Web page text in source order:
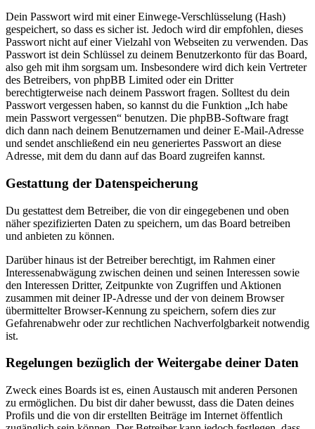
Dein Passwort wird mit einer Einwege-Verschlüsselung (Hash)
gespeichert, so dass es sicher ist. Jedoch wird dir empfohlen, dieses
Passwort nicht auf einer Vielzahl von Webseiten zu verwenden. Das
Passwort ist dein Schlüssel zu deinem Benutzerkonto für das Board,
also geh mit ihm sorgsam um. Insbesondere wird dich kein Vertreter
des Betreibers, von phpBB Limited oder ein Dritter
berechtigterweise nach deinem Passwort fragen. Solltest du dein
Passwort vergessen haben, so kannst du die Funktion „Ich habe
mein Passwort vergessen“ benutzen. Die phpBB-Software fragt
dich dann nach deinem Benutzernamen und deiner E-Mail-Adresse
und sendet anschließend ein neu generiertes Passwort an diese
Adresse, mit dem du dann auf das Board zugreifen kannst.
Gestattung der Datenspeicherung
Du gestattest dem Betreiber, die von dir eingegebenen und oben
näher spezifizierten Daten zu speichern, um das Board betreiben
und anbieten zu können.
Darüber hinaus ist der Betreiber berechtigt, im Rahmen einer
Interessenabwägung zwischen deinen und seinen Interessen sowie
den Interessen Dritter, Zeitpunkte von Zugriffen und Aktionen
zusammen mit deiner IP-Adresse und der von deinem Browser
übermittelter Browser-Kennung zu speichern, sofern dies zur
Gefahrenabwehr oder zur rechtlichen Nachverfolgbarkeit notwendig
ist.
Regelungen bezüglich der Weitergabe deiner Daten
Zweck eines Boards ist es, einen Austausch mit anderen Personen
zu ermöglichen. Du bist dir daher bewusst, dass die Daten deines
Profils und die von dir erstellten Beiträge im Internet öffentlich